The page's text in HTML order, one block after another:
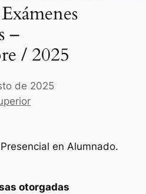
–
/ 2025
de 2025
en Alumnado.
otorgadas